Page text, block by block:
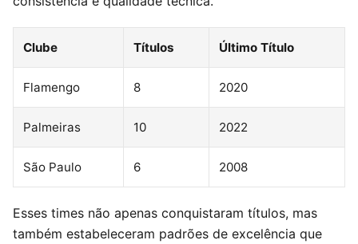
Clube Títulos Último Título
Flamengo 8 2020
Palmeiras 10 2022
São Paulo 6 2008
Esses times não apenas conquistaram títulos, mas
também estabeleceram padrões de excelência que